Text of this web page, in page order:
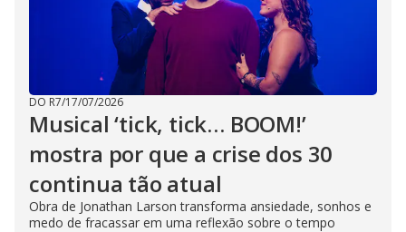
DO R7/17/07/2026
Musical ‘tick, tick… BOOM!’
mostra por que a crise dos 30
continua tão atual
Obra de Jonathan Larson transforma ansiedade, sonhos e
medo de fracassar em uma reflexão sobre o tempo